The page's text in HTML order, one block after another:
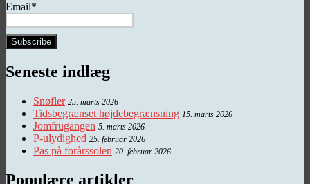
Email*
Seneste indlæg
Snøfler 25. marts 2026
Tidsbegrænset højdebegrænsning 15. marts 2026
Jomfrugangen 5. marts 2026
P-ulydighed 25. februar 2026
Pas på forårssolen 20. februar 2026
Populære artikler